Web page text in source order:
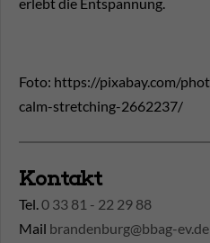
erlebt die Entspannung.
Foto: https://pixabay.com/
calm-stretching-2662237/
Kontakt
Tel.0 33 81 - 22 29 88
Mail brandenburg@bbag-ev.de